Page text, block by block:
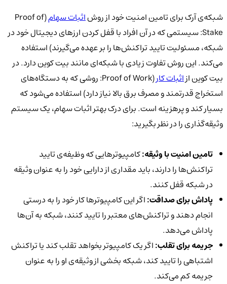
شبکه‌ی آرک برای تامین امنیت خود از روشاثبات سهام (Proof of
Stake: سیستمی که در آن افراد با قفل کردن ارزهای دیجیتال خود در
شبکه، مسئولیت تایید تراکنش‌ها را بر عهده می‌گیرند) استفاده
می‌کند. این روش تفاوت زیادی با شبکه‌ای مانند بیت کوین دارد. در
بیت کوین ازاثبات کار
(Proof of Work: روشی که به دستگاه‌های
استخراج قدرتمند و مصرف برق بالا نیاز دارد) استفاده می‌شود که
بسیار کند و پرهزینه است. برای درک بهتر اثبات سهام، یک سیستم
وثیقه‌گذاری را در نظر بگیرید:
تامین امنیت با وثیقه:کامپیوترهایی که وظیفه‌ی تایید
تراکنش‌ها را دارند، باید مقداری از دارایی خود را به عنوان وثیقه
در شبکه قفل کنند.
پاداش برای صداقت:اگر این کامپیوترها کار خود را به درستی
انجام دهند و تراکنش‌های معتبر را تایید کنند، شبکه به آن‌ها
پاداش می‌دهد.
جریمه برای تقلب:اگر یک کامپیوتر بخواهد تقلب کند یا تراکنش
اشتباهی را تایید کند، شبکه بخشی از وثیقه‌ی او را به عنوان
جریمه کم می‌کند.